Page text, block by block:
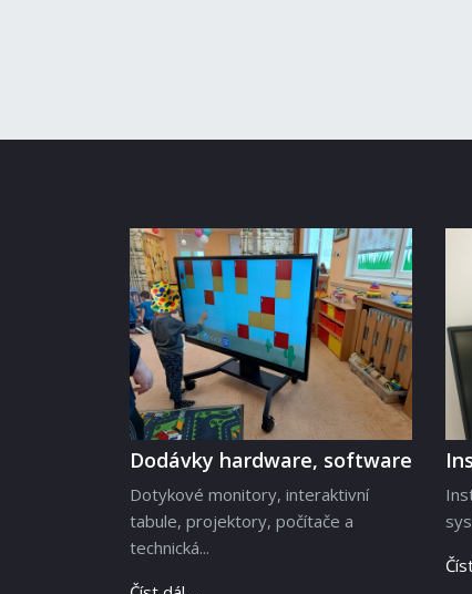
Dodávky hardware, software
Dotykové monitory, interaktivní
tabule, projektory, počítače a
technická...